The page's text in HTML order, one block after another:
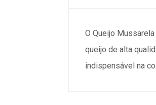
O Queijo
queijo de alta
indispensável na